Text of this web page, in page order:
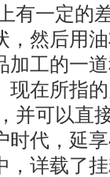
有一定的
，然后用
加工的一
现在所指
并可以直
时代，延
，详载了